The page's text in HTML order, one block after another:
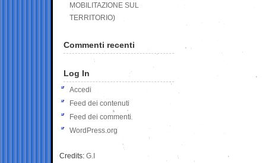
MOBILITAZIONE SUL
TERRITORIO)
Commenti recenti
Log In
Accedi
Feed dei contenuti
Feed dei commenti
WordPress.org
Credits: G.I